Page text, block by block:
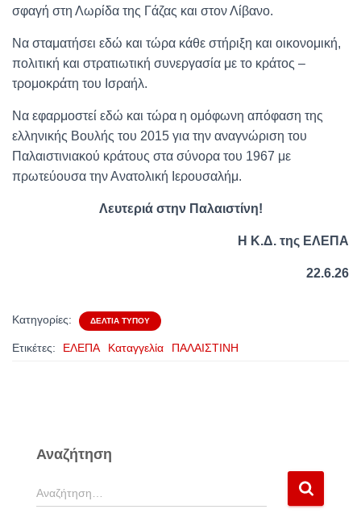
σφαγή στη Λωρίδα της Γάζας και στον Λίβανο.
Να σταματήσει εδώ και τώρα κάθε στήριξη και οικονομική,
πολιτική και στρατιωτική συνεργασία με το κράτος –
τρομοκράτη του Ισραήλ.
Να εφαρμοστεί εδώ και τώρα η ομόφωνη απόφαση της
ελληνικής Βουλής του 2015 για την αναγνώριση του
Παλαιστινιακού κράτους στα σύνορα του 1967 με
πρωτεύουσα την Ανατολική Ιερουσαλήμ.
Λευτεριά στην Παλαιστίνη!
Η Κ.Δ. της ΕΛΕΠΑ
22.6.26
Κατηγορίες: ΔΕΛΤΊΑ ΤΎΠΟΥ
Ετικέτες: ΕΛΕΠΑ Καταγγελία ΠΑΛΑΙΣΤΙΝΗ
Αναζήτηση
Α
ν
Αναζήτηση…